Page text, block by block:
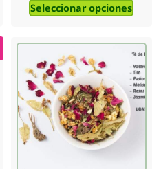
Seleccionar opciones